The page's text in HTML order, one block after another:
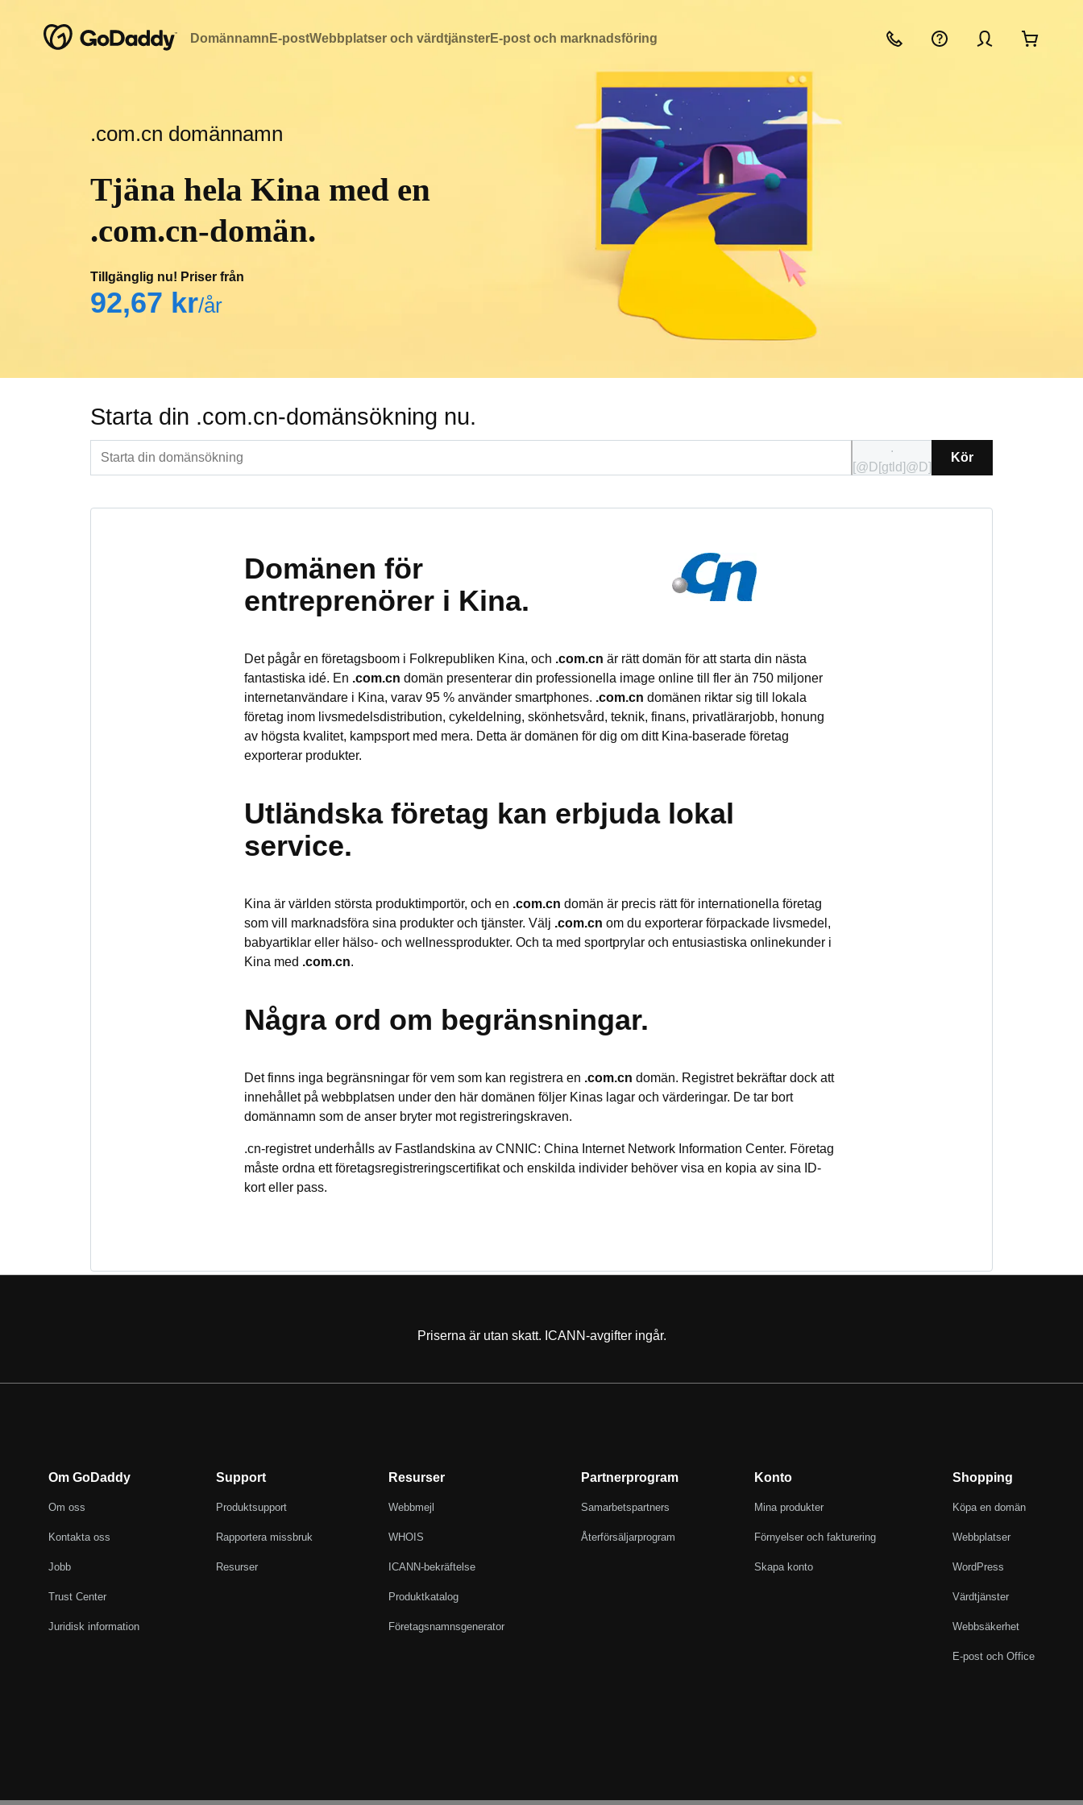
Domännamn E-postWebbplatser och värdtjänsterE-post och marknadsföring
.com.cn domännamn
Tjäna hela Kina med en
.com.cn-domän.
Tillgänglig nu! Priser från
‪92,67 kr‬/år
Starta din .com.cn-domänsökning nu.
.
[@D[gtld]@D]
Kör
Domänen för
entreprenörer i Kina.
Det pågår en företagsboom i Folkrepubliken Kina, och .com.cn är rätt domän för att starta din nästa
fantastiska idé. En .com.cn domän presenterar din professionella image online till fler än 750 miljoner
internetanvändare i Kina, varav 95 % använder smartphones. .com.cn domänen riktar sig till lokala
företag inom livsmedelsdistribution, cykeldelning, skönhetsvård, teknik, finans, privatlärarjobb, honung
av högsta kvalitet, kampsport med mera. Detta är domänen för dig om ditt Kina-baserade företag
exporterar produkter.
Utländska företag kan erbjuda lokal
service.
Kina är världen största produktimportör, och en .com.cn domän är precis rätt för internationella företag
som vill marknadsföra sina produkter och tjänster. Välj .com.cn om du exporterar förpackade livsmedel,
babyartiklar eller hälso- och wellnessprodukter. Och ta med sportprylar och entusiastiska onlinekunder i
Kina med .com.cn.
Några ord om begränsningar.
Det finns inga begränsningar för vem som kan registrera en .com.cn domän. Registret bekräftar dock att
innehållet på webbplatsen under den här domänen följer Kinas lagar och värderingar. De tar bort
domännamn som de anser bryter mot registreringskraven.
.cn-registret underhålls av Fastlandskina av CNNIC: China Internet Network Information Center. Företag
måste ordna ett företagsregistreringscertifikat och enskilda individer behöver visa en kopia av sina ID-
kort eller pass.
Priserna är utan skatt. ICANN-avgifter ingår.
Om GoDaddy
Om oss
Kontakta oss
Jobb
Trust Center
Juridisk information
Support
Produktsupport
Rapportera missbruk
Resurser
Resurser
Webbmejl
WHOIS
ICANN-bekräftelse
Produktkatalog
Företagsnamnsgenerator
Partnerprogram
Samarbetspartners
Återförsäljarprogram
Konto
Mina produkter
Förnyelser och fakturering
Skapa konto
Shopping
Köpa en domän
Webbplatser
WordPress
Värdtjänster
Webbsäkerhet
E-post och Office